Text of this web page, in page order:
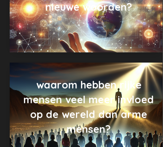
nieuwe woorden?
waarom hebben rijke
mensen veel meer invloed
op de wereld dan arme
mensen?